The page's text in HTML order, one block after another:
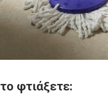
φτιάξετε: